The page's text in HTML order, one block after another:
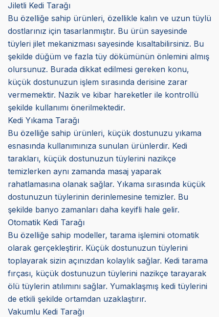
Jiletli Kedi Tarağı
Bu özelliğe sahip ürünleri, özellikle kalın ve uzun tüylü
dostlarınız için tasarlanmıştır. Bu ürün sayesinde
tüyleri jilet mekanizması sayesinde kısaltabilirsiniz. Bu
şekilde düğüm ve fazla tüy dökümünün önlemini almış
olursunuz. Burada dikkat edilmesi gereken konu,
küçük dostunuzun işlem sırasında derisine zarar
vermemektir. Nazik ve kibar hareketler ile kontrollü
şekilde kullanımı önerilmektedir.
Kedi Yıkama Tarağı
Bu özelliğe sahip ürünleri, küçük dostunuzu yıkama
esnasında kullanımınıza sunulan ürünlerdir. Kedi
tarakları, küçük dostunuzun tüylerini nazikçe
temizlerken aynı zamanda masaj yaparak
rahatlamasına olanak sağlar. Yıkama sırasında küçük
dostunuzun tüylerinin derinlemesine temizler. Bu
şekilde banyo zamanları daha keyifli hale gelir.
Otomatik Kedi Tarağı
Bu özelliğe sahip modeller, tarama işlemini otomatik
olarak gerçekleştirir. Küçük dostunuzun tüylerini
toplayarak sizin açınızdan kolaylık sağlar. Kedi tarama
fırçası, küçük dostunuzun tüylerini nazikçe tarayarak
ölü tüylerin atılımını sağlar. Yumaklaşmış kedi tüylerini
de etkili şekilde ortamdan uzaklaştırır.
Vakumlu Kedi Tarağı